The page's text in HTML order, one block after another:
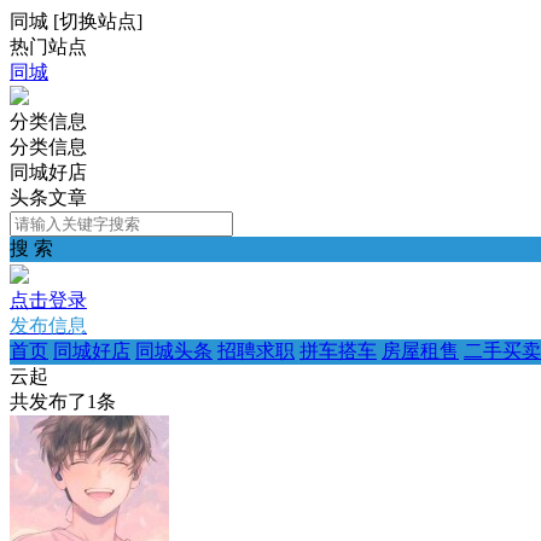
同城 [切换站点]
热门站点
同城
分类信息
分类信息
同城好店
头条文章
搜 索
点击登录
发布信息
首页 同城好店 同城头条 招聘求职 拼车搭车 房屋租售 二手买卖
云起
共发布了1条